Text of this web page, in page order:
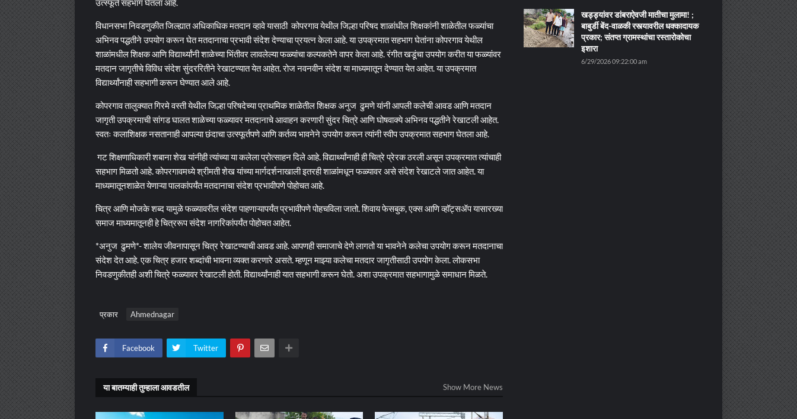
उत्स्फूर्त सहभाग घेतला आहे.
विधानसभा निवडणुकीत जिल्ह्यात अधिकाधिक मतदान व्हावे यासाठी कोपरगाव येथील जिल्हा परिषद शाळांधील शिक्षकांनी शाळेतील फळ्यांचा
अभिनव पद्धतीने उपयोग करून घेत मतदानाचा प्रभावी संदेश देण्याचा प्रयत्न केला आहे. या उपक्रमात सहभाग घेतांना कोपरगाव येथील
शाळांमधील शिक्षक आणि विद्यार्थ्यांनी शाळेच्या भिंतीवर लावलेल्या फळ्यांचा कल्पकतेने वापर केला आहे. रंगीत खडूंचा उपयोग करीत या फळ्यांवर
मतदान जागृतीचे विविध संदेश सुंदररितीने रेखाटण्यात येत आहेत. रोज नवनवीन संदेश या माध्यमातून देण्यात येत आहेत. या उपक्रमात
विद्यार्थ्यांनाही सहभागी करून घेण्यात आले आहे.
कोपरगाव तालुक्यात गिरमे वस्ती येथील जिल्हा परिषदेच्या प्राथमिक शाळेतील शिक्षक अनुज ढुमणे यांनी आपली कलेची आवड आणि मतदान
जागृती उपक्रमाची सांगड घालत शाळेच्या फळ्यावर मतदानाचे आवाहन करणारी सुंदर चित्रे आणि घोषवाक्ये अभिनव पद्धतीने रेखाटली आहेत.
स्वतः कलाशिक्षक नसतानाही आपल्या छंदाचा उत्स्फूर्तपणे आणि कर्तव्य भावनेने उपयोग करून त्यांनी स्वीप उपक्रमात सहभाग घेतला आहे.
गट शिक्षणाधिकारी शबाना शेख यांनीही त्यांच्या या कलेला प्रोत्साहन दिले आहे. विद्यार्थ्यांनाही ही चित्रे प्रेरक ठरली असून उपक्रमात त्यांचाही
सहभाग मिळतो आहे. कोपरगावमध्ये श्रीमती शेख यांच्या मार्गदर्शनाखाली इतरही शाळांमधून फळ्यावर असे संदेश रेखाटले जात आहेत. या
माध्यमातूनशाळेत येणाऱ्या पालकांपर्यंत मतदानाचा संदेश प्रभावीपणे पोहोचत आहे.
चित्र आणि मोजके शब्द यामुळे फळ्यावरील संदेश पाहणाऱ्यापर्यंत प्रभावीपणे पोहचविला जातो. शिवाय फेसबुक, एक्स आणि व्हॉट्सॲप यासारख्या
समाज माध्यमातूनही हे चित्ररूप संदेश नागरिकांपर्यंत पोहोचत आहेत.
*अनुज ढुमणे*- शालेय जीवनापासून चित्र रेखाटण्याची आवड आहे. आपणही समाजाचे देणे लागतो या भावनेने कलेचा उपयोग करून मतदानाचा
संदेश देत आहे. एक चित्र हजार शब्दांची भावना व्यक्त करणारे असते. म्हणून माझ्या कलेचा मतदार जागृतीसाठी उपयोग केला. लोकसभा
निवडणुकीतही अशी चित्रे फळ्यावर रेखाटली होती. विद्यार्थ्यांनाही यात सहभागी करून घेतो. अशा उपक्रमात सहभागामुळे समाधान मिळते.
प्रकार Ahmednagar
Facebook Twitter
या बातम्याही तुम्हाला आवडतील Show More News
खड्ड्यांवर डांबराऐवजी मातीचा मुलामा! ;
बाबुर्डी बेंद-वाळकी रस्त्यावरील धक्कादायक
प्रकार; संतप्त ग्रामस्थांचा रस्तारोकोचा
इशारा
6/29/2026 09:22:00 am